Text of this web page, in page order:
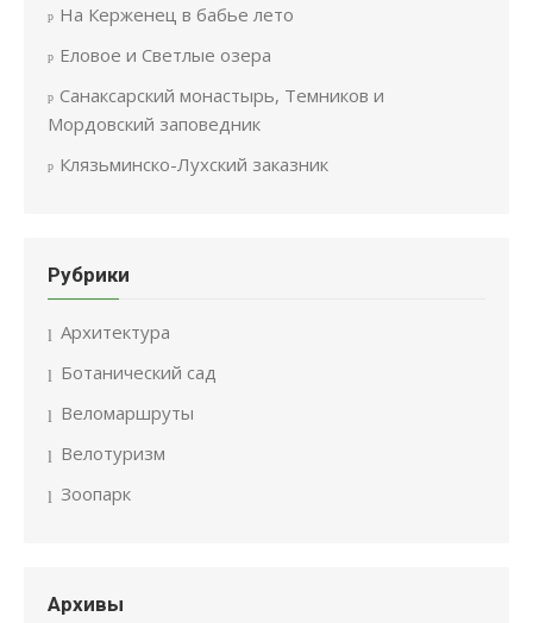
На Керженец в бабье лето
Еловое и Светлые озера
Санаксарский монастырь, Темников и
Мордовский заповедник
Клязьминско-Лухский заказник
Рубрики
Архитектура
Ботанический сад
Веломаршруты
Велотуризм
Зоопарк
Архивы